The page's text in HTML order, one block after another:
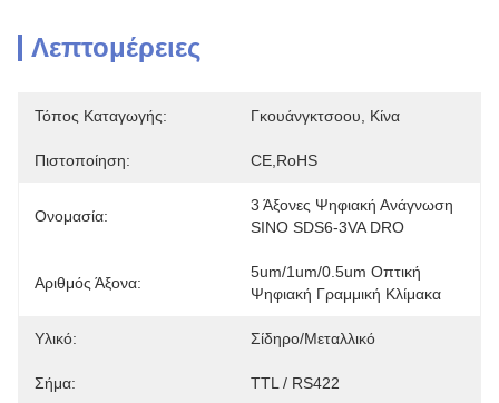
Λεπτομέρειες
Τόπος Καταγωγής: Γκουάνγκτσοου, Κίνα
Πιστοποίηση: CE,RoHS
Ονομασία:
3 Άξονες Ψηφιακή Ανάγνωση
SINO SDS6-3VA DRO
Αριθμός Άξονα:
5um/1um/0.5um Οπτική
Ψηφιακή Γραμμική Κλίμακα
Υλικό: Σίδηρο/μεταλλικό
Σήμα: TTL / RS422